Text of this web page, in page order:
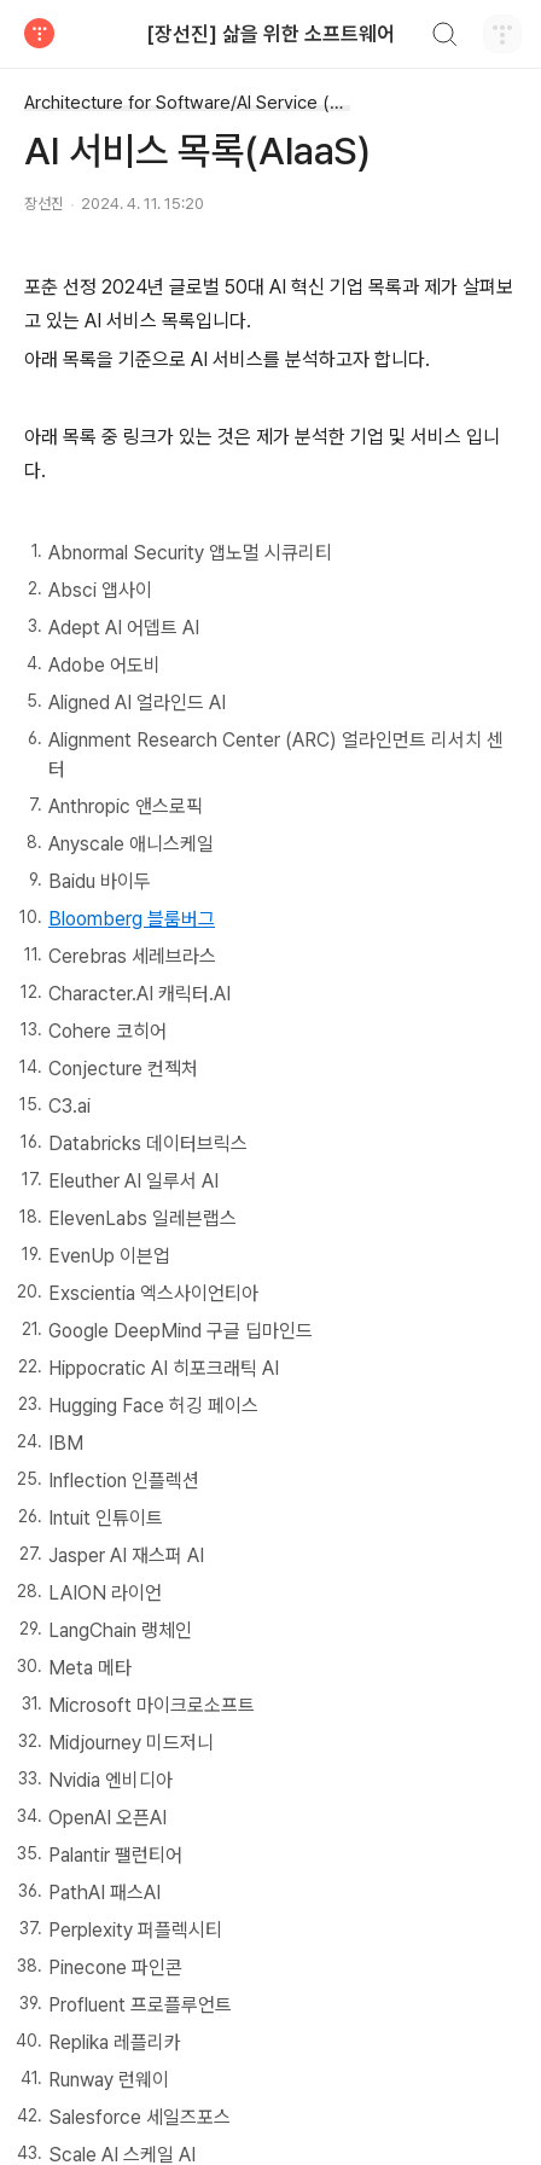
[장선진] 삶을 위한 소프트웨어
Architecture for Software/AI Service (AIaaS)
AI 서비스 목록(AIaaS)
장선진 2024. 4. 11. 15:20
포춘 선정 2024년 글로벌 50대 AI 혁신 기업 목록과 제가 살펴보
고 있는 AI 서비스 목록입니다.
아래 목록을 기준으로 AI 서비스를 분석하고자 합니다.
아래 목록 중 링크가 있는 것은 제가 분석한 기업 및 서비스 입니
다.
Abnormal Security 앱노멀 시큐리티
Absci 앱사이
Adept AI 어뎁트 AI
Adobe 어도비
Aligned AI 얼라인드 AI
Alignment Research Center (ARC) 얼라인먼트 리서치 센
터
Anthropic 앤스로픽
Anyscale 애니스케일
Baidu 바이두
Bloomberg 블룸버그
Cerebras 세레브라스
Character.AI 캐릭터.AI
Cohere 코히어
Conjecture 컨젝처
C3.ai
Databricks 데이터브릭스
Eleuther AI 일루서 AI
ElevenLabs 일레븐랩스
EvenUp 이븐업
Exscientia 엑스사이언티아
Google DeepMind 구글 딥마인드
Hippocratic AI 히포크래틱 AI
Hugging Face 허깅 페이스
IBM
Inflection 인플렉션
Intuit 인튜이트
Jasper AI 재스퍼 AI
LAION 라이언
LangChain 랭체인
Meta 메타
Microsoft 마이크로소프트
Midjourney 미드저니
Nvidia 엔비디아
OpenAI 오픈AI
Palantir 팰런티어
PathAI 패스AI
Perplexity 퍼플렉시티
Pinecone 파인콘
Profluent 프로플루언트
Replika 레플리카
Runway 런웨이
Salesforce 세일즈포스
Scale AI 스케일 AI